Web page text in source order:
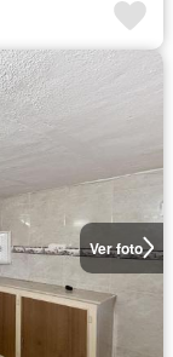
Ver foto